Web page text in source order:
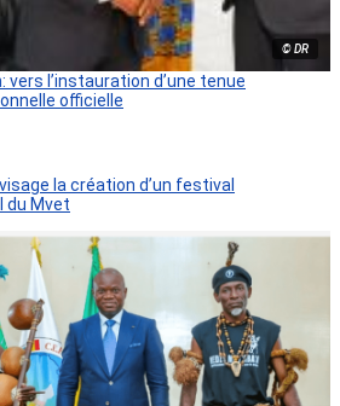
© DR
vers l’instauration d’une tenue
officielle
la création d’un festival
du Mvet